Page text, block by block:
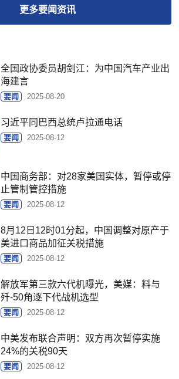
更多要闻资讯
全国政协委员胡剑江：为中国汽车产业出
海建言
要闻 2025-08-20
习近平同巴西总统卢拉通电话
要闻 2025-08-12
中国商务部：对28家美国实体，暂停或停
止管制管控措施
要闻 2025-08-12
8月12日12时01分起，中国调整对原产于
美进口商品加征关税措施
要闻 2025-08-12
解放军第三款六代机曝光，美媒：料与
歼-50角逐下代战机选型
要闻 2025-08-12
中美发布联合声明：双方再次暂停实施
24%的关税90天
要闻 2025-08-12